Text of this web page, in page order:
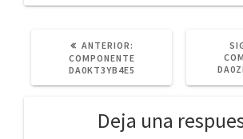
ANTERIOR:
ANTERIOR:
COMPONENTE
DA0KT3YB4E5
Deja una